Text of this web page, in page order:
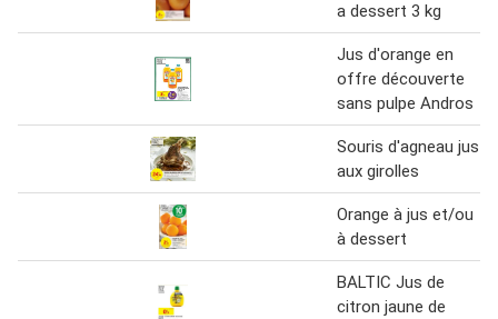
a dessert 3 kg
Jus d'orange en
offre découverte
sans pulpe Andros
Souris d'agneau jus
aux girolles
Orange à jus et/ou
à dessert
BALTIC Jus de
citron jaune de